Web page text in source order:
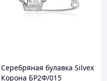
Серебряная булавка Silvex
Корона БР2Ф/015